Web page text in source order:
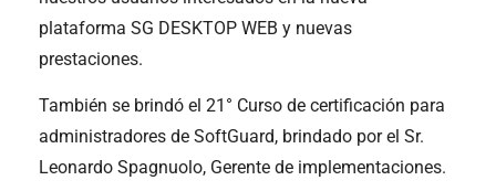
plataforma SG DESKTOP WEB y nuevas
prestaciones.
También se brindó el 21° Curso de certificación para
administradores de SoftGuard, brindado por el Sr.
Leonardo Spagnuolo, Gerente de implementaciones.